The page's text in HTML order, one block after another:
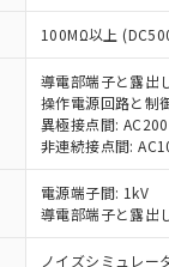
100MΩ以上
導電部端子と露出
操作電源回路と制
異極接点間:
非連続接点間:
電源端子間: 1kV
導電部端子と露出
ノイズシミュレ
件
お読みいただき、
い。
ビスは、当社制御
社在庫状況および
を提供させていただ
RoHS指令（10
製品に切り替える
：EU RoHS指令（
応の商品で、対応
ん。
：EU RoHS指令（
状況を調査中または
イセンス料など無
表
均質材料含有率が
あることを示しま